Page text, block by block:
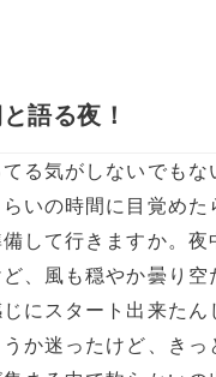
語る夜！
る気がしないでもな
いの時間に目覚めた
して行きますか。夜
、風も穏やか曇り空
にスタート出来たん
か迷ったけど、きっ